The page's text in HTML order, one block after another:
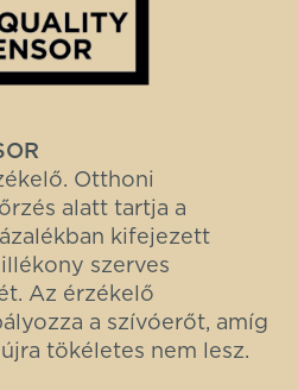
Otthoni
alatt tartja a
kifejezett
szerves
Az érzékelő
a szívóerőt, amíg
tökéletes nem lesz.